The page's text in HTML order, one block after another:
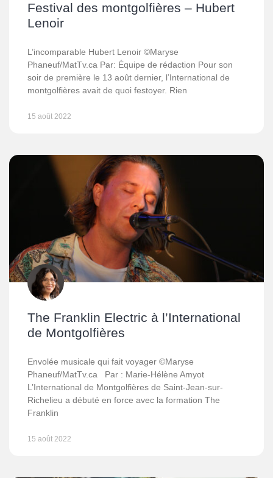
Festival des montgolfières – Hubert
Lenoir
L’incomparable Hubert Lenoir ©Maryse
Phaneuf/MatTv.ca Par: Équipe de rédaction Pour son
soir de première le 13 août dernier, l’International de
montgolfières avait de quoi festoyer. Rien
15 août 2022
The Franklin Electric à l’International
de Montgolfières
Envolée musicale qui fait voyager ©Maryse
Phaneuf/MatTv.ca Par : Marie-Hélène Amyot
L’International de Montgolfières de Saint-Jean-sur-
Richelieu a débuté en force avec la formation The
Franklin
15 août 2022